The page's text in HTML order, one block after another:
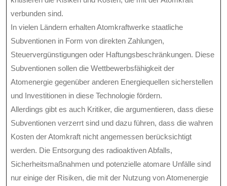
verbunden sind.
In vielen Ländern erhalten Atomkraftwerke staatliche
Subventionen in Form von direkten Zahlungen,
Steuervergünstigungen oder Haftungsbeschränkungen. Diese
Subventionen sollen die Wettbewerbsfähigkeit der
Atomenergie gegenüber anderen Energiequellen sicherstellen
und Investitionen in diese Technologie fördern.
Allerdings gibt es auch Kritiker, die argumentieren, dass diese
Subventionen verzerrt sind und dazu führen, dass die wahren
Kosten der Atomkraft nicht angemessen berücksichtigt
werden. Die Entsorgung des radioaktiven Abfalls,
Sicherheitsmaßnahmen und potenzielle atomare Unfälle sind
nur einige der Risiken, die mit der Nutzung von Atomenergie